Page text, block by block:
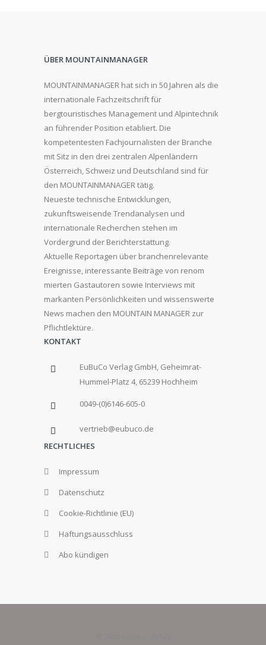
ÜBER MOUNTAINMANAGER
MOUNTAINMANAGER hat sich in 50 Jahren als die
internationale Fachzeitschrift für
bergtouristisches Management und Alpintechnik
an führender Position etabliert. Die
kompetentesten Fachjournalisten der Branche
mit Sitz in den drei zentralen Alpenländern
Österreich, Schweiz und Deutschland sind für
den MOUNTAINMANAGER tätig.
Neueste technische Entwicklungen,
zukunftsweisende Trendanalysen und
internationale Recherchen stehen im
Vordergrund der Berichterstattung.
Aktuelle Reportagen über branchenrelevante
Ereignisse, interessante Beiträge von renom
mierten Gastautoren sowie Interviews mit
markanten Persönlichkeiten und wissenswerte
News machen den MOUNTAIN MANAGER zur
Pflichtlektüre.
KONTAKT
EuBuCo Verlag GmbH, Geheimrat-
Hummel-Platz 4, 65239 Hochheim
0049-(0)6146-605-0
vertrieb@eubuco.de
RECHTLICHES
Impressum
Datenschutz
Cookie-Richtlinie (EU)
Haftungsausschluss
Abo kündigen